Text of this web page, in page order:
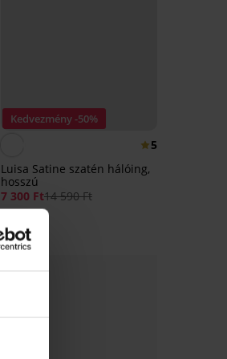
Kedvezmény -50%
5
Luisa Satine szatén hálóing,
hosszú
7 300 Ft14 590 Ft